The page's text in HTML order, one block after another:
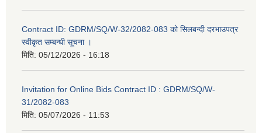
Contract ID: GDRM/SQ/W-32/2082-083 को सिलबन्दी दरभाउपत्र
स्वीकृत सम्बन्धी सूचना ।
मिति: 05/12/2026 - 16:18
Invitation for Online Bids Contract ID : GDRM/SQ/W-
31/2082-083
मिति: 05/07/2026 - 11:53